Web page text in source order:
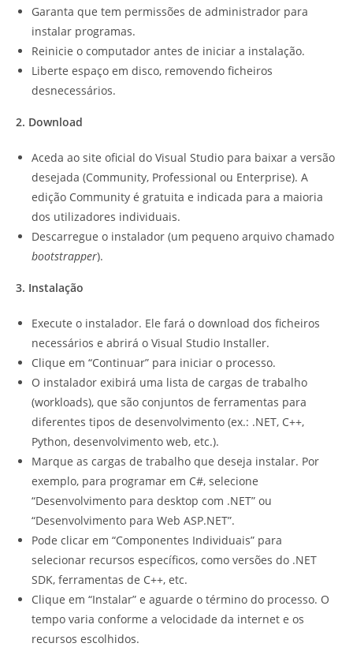
Garanta que tem permissões de administrador para
instalar programas.
Reinicie o computador antes de iniciar a instalação.
Liberte espaço em disco, removendo ficheiros
desnecessários.
2. Download
Aceda ao site oficial do Visual Studio para baixar a versão
desejada (Community, Professional ou Enterprise). A
edição Community é gratuita e indicada para a maioria
dos utilizadores individuais.
Descarregue o instalador (um pequeno arquivo chamado
bootstrapper).
3. Instalação
Execute o instalador. Ele fará o download dos ficheiros
necessários e abrirá o Visual Studio Installer.
Clique em “Continuar” para iniciar o processo.
O instalador exibirá uma lista de cargas de trabalho
(workloads), que são conjuntos de ferramentas para
diferentes tipos de desenvolvimento (ex.: .NET, C++,
Python, desenvolvimento web, etc.).
Marque as cargas de trabalho que deseja instalar. Por
exemplo, para programar em C#, selecione
“Desenvolvimento para desktop com .NET” ou
“Desenvolvimento para Web ASP.NET”.
Pode clicar em “Componentes Individuais” para
selecionar recursos específicos, como versões do .NET
SDK, ferramentas de C++, etc.
Clique em “Instalar” e aguarde o término do processo. O
tempo varia conforme a velocidade da internet e os
recursos escolhidos.